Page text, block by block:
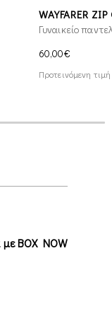
WAYFARER ZIP
Γυναικείο
60,00€
Προτεινόμενη
BOX NOW